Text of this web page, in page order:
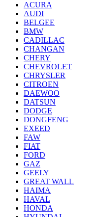
ACURA
AUDI
BELGEE
BMW
CADILLAC
CHANGAN
CHERY
CHEVROLET
CHRYSLER
CITROEN
DAEWOO
DATSUN
DODGE
DONGFENG
EXEED
FAW
FIAT
FORD
GAZ
GEELY
GREAT WALL
HAIMA
HAVAL
HONDA